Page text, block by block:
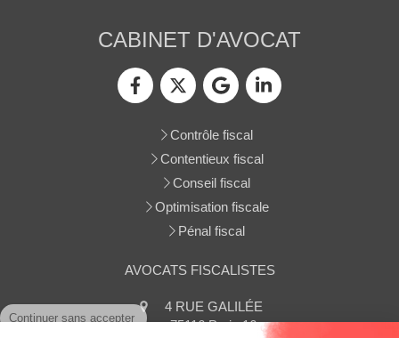
CABINET D'AVOCAT
Contrôle fiscal
Contentieux fiscal
Conseil fiscal
Optimisation fiscale
Pénal fiscal
AVOCATS FISCALISTES
4 RUE GALILÉE
75116 Paris 16
Continuer sans accepter